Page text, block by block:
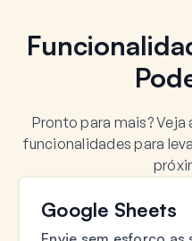
Pronto para mais? Veja
funcionalidades para
Google Sheets